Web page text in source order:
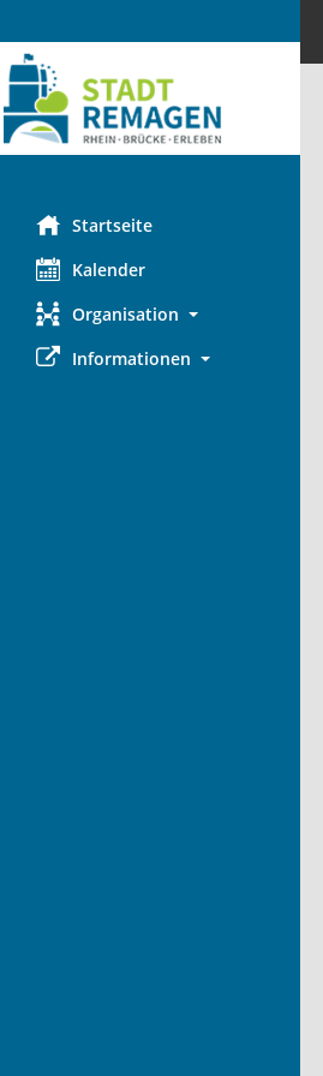
Startseite
Kalender
Organisation
Informationen